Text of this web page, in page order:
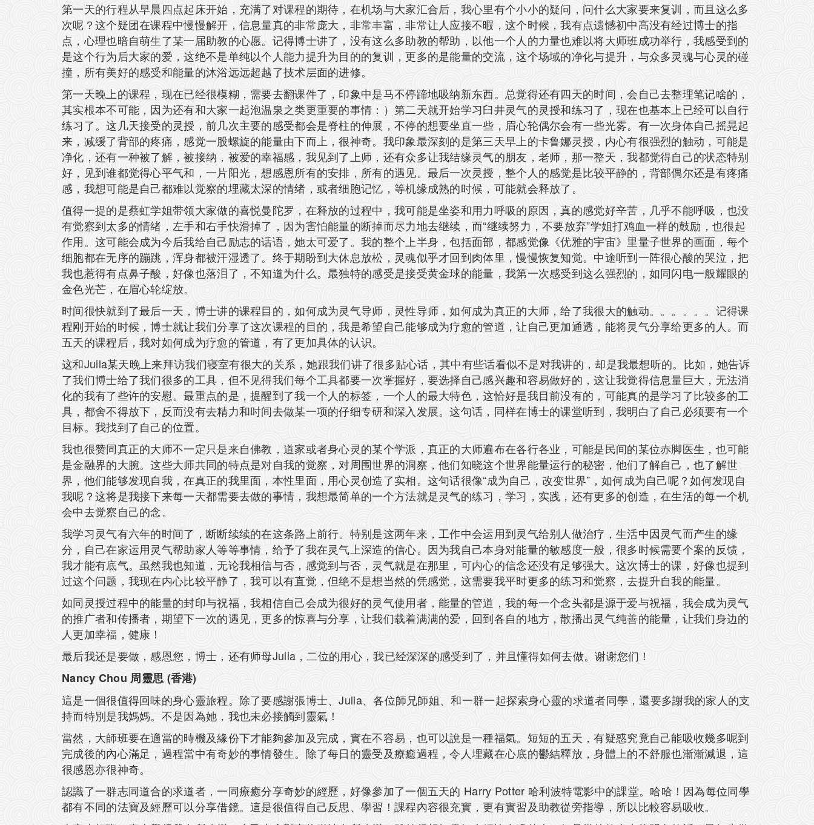
第一天的行程从早晨四点起床开始，充满了对课程的期待，在机场与大家汇合后，我心里有个小小的疑问，问什么大家要来复训，而且这么多
次呢？这个疑团在课程中慢慢解开，信息量真的非常庞大，非常丰富，非常让人应接不暇，这个时候，我有点遗憾初中高没有经过博士的指
点，心理也暗自萌生了某一届助教的心愿。记得博士讲了，没有这么多助教的帮助，以他一个人的力量也难以将大师班成功举行，我感受到的
是这个行为后大家的爱，这绝不是单纯以个人能力提升为目的的复训，更多的是能量的交流，这个场域的净化与提升，与众多灵魂与心灵的碰
撞，所有美好的感受和能量的沐浴远远超越了技术层面的进修。
第一天晚上的课程，现在已经很模糊，需要去翻课件了，印象中是马不停蹄地吸纳新东西。总觉得还有四天的时间，会自己去整理笔记啥的，
其实根本不可能，因为还有和大家一起泡温泉之类更重要的事情：）第二天就开始学习臼井灵气的灵授和练习了，现在也基本上已经可以自行
练习了。这几天接受的灵授，前几次主要的感受都会是脊柱的伸展，不停的想要坐直一些，眉心轮偶尔会有一些光雾。有一次身体自己摇晃起
来，减缓了背部的疼痛，感觉一股螺旋的能量由下而上，很神奇。我印象最深刻的是第三天早上的卡鲁娜灵授，内心有很强烈的触动，可能是
净化，还有一种被了解，被接纳，被爱的幸福感，我见到了上师，还有众多让我结缘灵气的朋友，老师，那一整天，我都觉得自己的状态特别
好，见到谁都觉得心平气和，一片阳光，想感恩所有的安排，所有的遇见。最后一次灵授，整个人的感觉是比较平静的，背部偶尔还是有疼痛
感，我想可能是自己都难以觉察的埋藏太深的情绪，或者细胞记忆，等机缘成熟的时候，可能就会释放了。
值得一提的是蔡虹学姐带领大家做的喜悦曼陀罗，在释放的过程中，我可能是坐姿和用力呼吸的原因，真的感觉好辛苦，几乎不能呼吸，也没
有觉察到太多的情绪，左手和右手快滑掉了，因为害怕能量的断掉而尽力地去继续，而“继续努力，不要放弃”学姐打鸡血一样的鼓励，也很起
作用。这可能会成为今后我给自己励志的话语，她太可爱了。我的整个上半身，包括面部，都感觉像《优雅的宇宙》里量子世界的画面，每个
细胞都在无序的蹦跳，浑身都被汗湿透了。终于期盼到大休息放松，灵魂似乎才回到肉体里，慢慢恢复知觉。中途听到一阵很心酸的哭泣，把
我也惹得有点鼻子酸，好像也落泪了，不知道为什么。最独特的感受是接受黄金球的能量，我第一次感受到这么强烈的，如同闪电一般耀眼的
金色光芒，在眉心轮绽放。
时间很快就到了最后一天，博士讲的课程目的，如何成为灵气导师，灵性导师，如何成为真正的大师，给了我很大的触动。。。。。。记得课
程刚开始的时候，博士就让我们分享了这次课程的目的，我是希望自己能够成为疗愈的管道，让自己更加通透，能将灵气分享给更多的人。而
五天的课程后，我对如何成为疗愈的管道，有了更加具体的认识。
这和Juila某天晚上来拜访我们寝室有很大的关系，她跟我们讲了很多贴心话，其中有些话看似不是对我讲的，却是我最想听的。比如，她告诉
了我们博士给了我们很多的工具，但不见得我们每个工具都要一次掌握好，要选择自己感兴趣和容易做好的，这让我觉得信息量巨大，无法消
化的我有了些许的安慰。最重点的是，提醒到了我一个人的标签，一个人的最大特色，这恰好是我目前没有的，可能真的是学习了比较多的工
具，都舍不得放下，反而没有去精力和时间去做某一项的仔细专研和深入发展。这句话，同样在博士的课堂听到，我明白了自己必须要有一个
目标。我找到了自己的位置。
我也很赞同真正的大师不一定只是来自佛教，道家或者身心灵的某个学派，真正的大师遍布在各行各业，可能是民间的某位赤脚医生，也可能
是金融界的大腕。这些大师共同的特点是对自我的觉察，对周围世界的洞察，他们知晓这个世界能量运行的秘密，他们了解自己，也了解世
界，他们能够发现自我，在真正的我里面，本性里面，用心灵创造了实相。这句话很像“成为自己，改变世界”，如何成为自己呢？如何发现自
我呢？这将是我接下来每一天都需要去做的事情，我想最简单的一个方法就是灵气的练习，学习，实践，还有更多的创造，在生活的每一个机
会中去觉察自己的念。
我学习灵气有六年的时间了，断断续续的在这条路上前行。特别是这两年来，工作中会运用到灵气给别人做治疗，生活中因灵气而产生的缘
分，自己在家运用灵气帮助家人等等事情，给予了我在灵气上深造的信心。因为我自己本身对能量的敏感度一般，很多时候需要个案的反馈，
我才能有底气。虽然我也知道，无论我相信与否，感觉到与否，灵气就是在那里，可内心的信念还没有足够强大。这次博士的课，好像也提到
过这个问题，我现在内心比较平静了，我可以有直觉，但绝不是想当然的凭感觉，这需要我平时更多的练习和觉察，去提升自我的能量。
如同灵授过程中的能量的封印与祝福，我相信自己会成为很好的灵气使用者，能量的管道，我的每一个念头都是源于爱与祝福，我会成为灵气
的推广者和传播者，期望下一次的遇见，更多的惊喜与分享，让我们载着满满的爱，回到各自的地方，散播出灵气纯善的能量，让我们身边的
人更加幸福，健康！
最后我还是要做，感恩您，博士，还有师母Julia，二位的用心，我已经深深的感受到了，并且懂得如何去做。谢谢您们！
Nancy Chou 周靈思 (香港)
這是一個很值得回味的身心靈旅程。除了要感謝張博士、Julia、各位師兄師姐、和一群一起探索身心靈的求道者同學，還要多謝我的家人的支
持而特別是我媽媽。不是因為她，我也未必接觸到靈氣！
當然，大師班要在適當的時機及緣份下才能夠參加及完成，實在不容易，也可以說是一種福氣。短短的五天，有疑惑究竟自己能吸收幾多呢到
完成後的內心滿足，過程當中有奇妙的事情發生。除了每日的靈受及療癒過程，令人埋藏在心底的鬱結釋放，身體上的不舒服也漸漸減退，這
很感恩亦很神奇。
認識了一群志同道合的求道者，一同療癒分享奇妙的經歷，好像參加了一個五天的 Harry Potter 哈利波特電影中的課堂。哈哈！因為每位同學
都有不同的法寶及經歷可以分享借鏡。這是很值得自己反思、學習！課程內容很充實，更有實習及助教從旁指導，所以比較容易吸收。